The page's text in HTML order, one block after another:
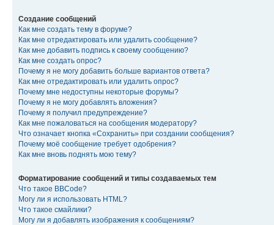
Создание сообщений
Как мне создать тему в форуме?
Как мне отредактировать или удалить сообщение?
Как мне добавить подпись к своему сообщению?
Как мне создать опрос?
Почему я не могу добавить больше вариантов ответа?
Как мне отредактировать или удалить опрос?
Почему мне недоступны некоторые форумы?
Почему я не могу добавлять вложения?
Почему я получил предупреждение?
Как мне пожаловаться на сообщения модератору?
Что означает кнопка «Сохранить» при создании сообщения?
Почему моё сообщение требует одобрения?
Как мне вновь поднять мою тему?
Форматирование сообщений и типы создаваемых тем
Что такое BBCode?
Могу ли я использовать HTML?
Что такое смайлики?
Могу ли я добавлять изображения к сообщениям?